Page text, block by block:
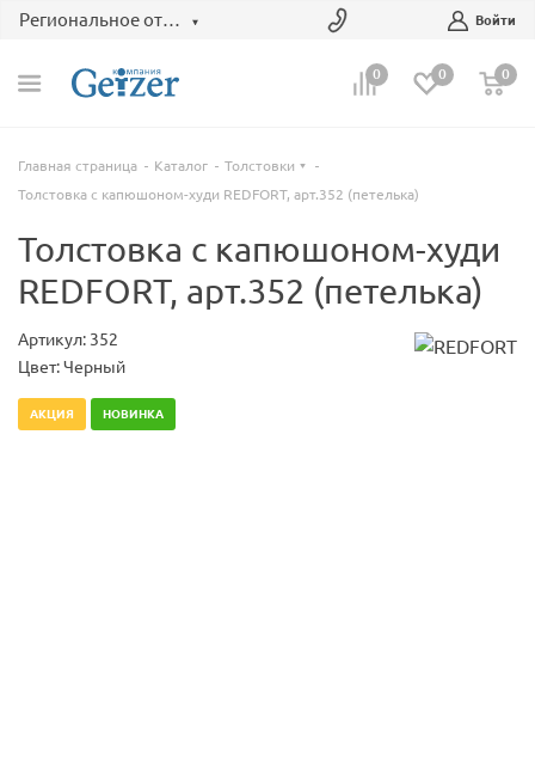
Региональное отделение Войти
0 0 0
Главная страница Каталог
Толстовки
Толстовка с капюшоном-худи REDFORT, арт.352 (петелька)
Толстовка с капюшоном-худи
REDFORT, арт.352 (петелька)
Артикул: 352
Цвет: Черный
АКЦИЯ НОВИНКА